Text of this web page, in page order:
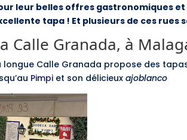
leur belles offres gastronomiques et
tapa ! Et plusieurs de ces rues
Calle Granada, à
longue Calle Granada propose des
Pimpi et son délicieuxajoblanco